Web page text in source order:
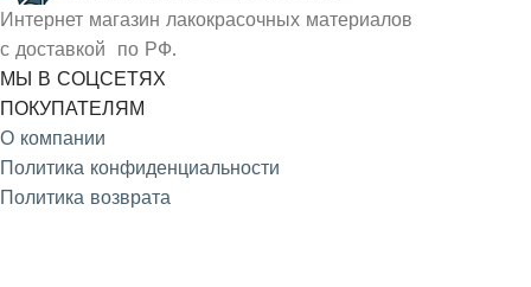
Интернет магазин лакокрасочных материалов
с доставкой по РФ.
МЫ В СОЦСЕТЯХ
ПОКУПАТЕЛЯМ
О компании
Политика конфиденциальности
Политика возврата